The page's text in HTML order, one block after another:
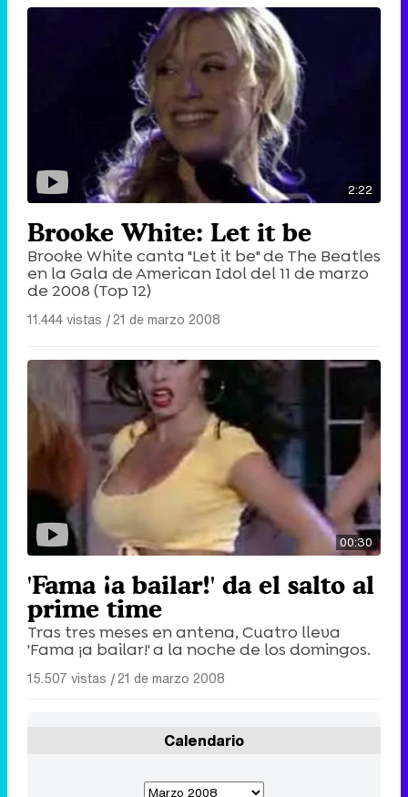
2:22
Brooke White: Let it be
Brooke White canta "Let it be" de The Beatles
en la Gala de American Idol del 11 de marzo
de 2008 (Top 12)
11.444 vistas |21 de marzo 2008
00:30
'Fama ¡a bailar!' da el salto al
prime time
Tras tres meses en antena, Cuatro lleva
'Fama ¡a bailar!' a la noche de los domingos.
15.507 vistas |21 de marzo 2008
Calendario